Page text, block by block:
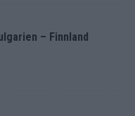
– Finnland